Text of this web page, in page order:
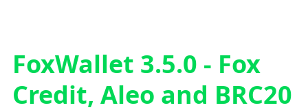
FoxWallet 3.5.0 - Fox
Credit, Aleo and BRC20